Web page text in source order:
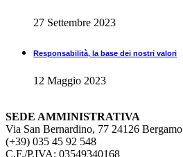
27 Settembre 2023
Responsabilità, la base dei nostri valori
12 Maggio 2023
SEDE AMMINISTRATIVA
Via San Bernardino, 77 24126 Bergamo
(+39) 035 45 92 548
C.F./P.IVA: 03549340168